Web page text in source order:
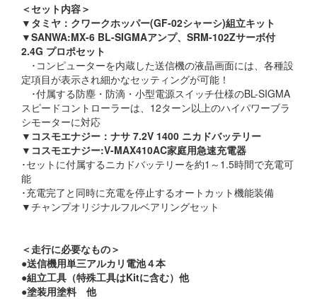
＜セット内容＞
▼タミヤ：クワークホッパー(GF-02シャーシ)組立キット
▼SANWA:MX-6 BL-SIGMAアンプ、SRM-102Zサーボ付
2.4G プロポセット
･コンピューターを内蔵した送信機の液晶画面には、各種設
定項目が表示され細かなセッティングが可能！
･付属する防塵・防滴・小型電源スイッチ仕様のBL-SIGMA
スピードコントローラーは、12ターン以上のハイパワーブラ
シモーターに対応
▼コスモエナジー：ナサ 7.2V 1400 ニカドバッテリー
▼コスモエナジー:V-MAX410AC家庭用急速充電器
･セットに付属するニカドバッテリーを約1～1.5時間で充電可
能
･充電完了と同時に充電を停止するオートカット機能装備
▼チャンプオリジナルフルベアリングセット
＜走行に必要なもの＞
●送信機用単三アルカリ電池４本
●組立工具（特殊工具はKitに含む）他
●塗装用塗料 他